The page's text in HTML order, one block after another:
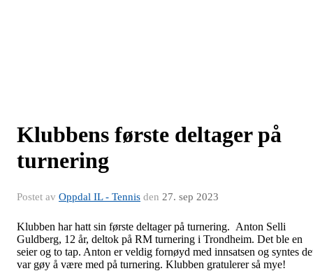
Klubbens første deltager på
turnering
Postet av Oppdal IL - Tennis den 27. sep 2023
Klubben har hatt sin første deltager på turnering. Anton Selli
Guldberg, 12 år, deltok på RM turnering i Trondheim. Det ble en
seier og to tap. Anton er veldig fornøyd med innsatsen og syntes
var gøy å være med på turnering. Klubben gratulerer så mye!